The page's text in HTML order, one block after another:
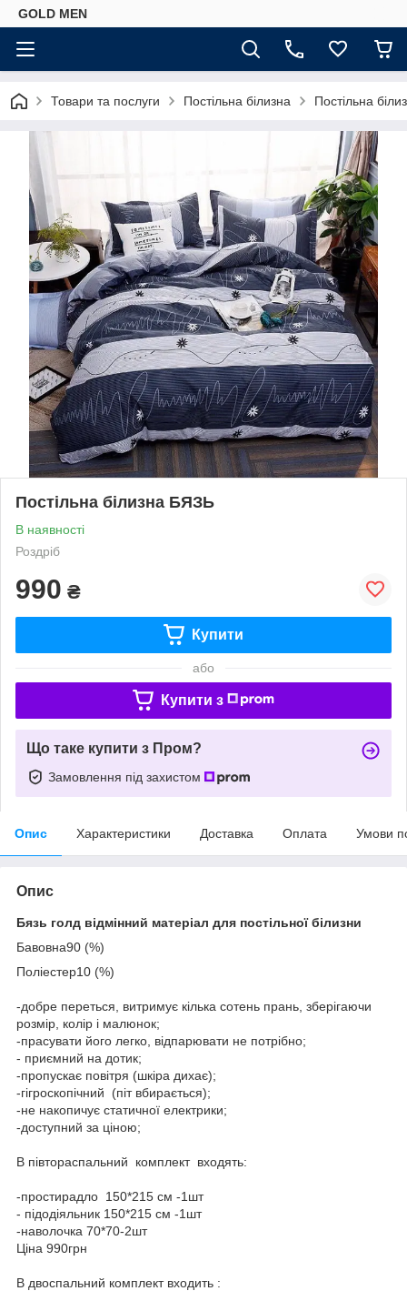
GOLD MEN
Товари та послуги Постільна білизна Постільна
Постільна білизна БЯЗЬ
В наявності
Роздріб
990 ₴
Купити
або
Купити з
Що таке купити з Пром?
Замовлення під захистом
Опис Характеристики Доставка Оплата Умови
Опис
Бязь голд відмінний матеріал для постільної білизни
Бавовна90 (%)
Поліестер10 (%)
-добре переться, витримує кілька сотень прань, зберігаючи
розмір, колір і малюнок;
-прасувати його легко, відпарювати не потрібно;
- приємний на дотик;
-пропускає повітря (шкіра дихає);
-гігроскопічний (піт вбирається);
-не накопичує статичної електрики;
-доступний за ціною;
В півтораспальний комплект входять:
-простирадло 150*215 см -1шт
- підодіяльник 150*215 см -1шт
-наволочка 70*70-2шт
Ціна 990грн
В двоспальний комплект входить :